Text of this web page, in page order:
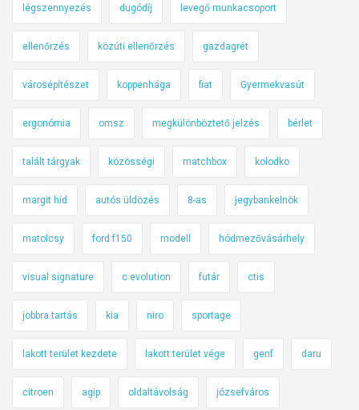
légszennyezés dugódíj levegő munkacsoport
ellenőrzés közúti ellenőrzés gazdagrét
városépítészet koppenhága fiat Gyermekvasút
ergonómia omsz megkülönböztető jelzés bérlet
talált tárgyak közösségi matchbox kolodko
margit híd autós üldözés 8-as jegybankelnök
matolcsy ford f150 modell hódmezővásárhely
visual signature c evolution futár ctis
jobbra tartás kia niro sportage
lakott terület kezdete lakott terület vége genf daru
citroen agip oldaltávolság józsefváros